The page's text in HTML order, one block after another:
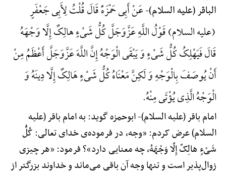
الباقر (علیه السلام)-عَنْ أَبِی حَمْزَهًْ قَالَ قُلْتُ لِأَبِی جَعْفَرٍ
(علیه السلام) قَوْلُ اللَّهِ عَزَّوَجَلَّ کُلُّ شَیْءٍ هالِکٌ إِلَّا وَجْهَهُ
قَالَ فَیَهْلِکُ کُلُّ شَیْءٍ وَ یَبْقَی الْوَجْهُ إِنَّ اللَّهَ عَزَّوَجَلَّ أَعْظَمُ مِنْ
أَنْ یُوصَفَ بِالْوَجْهِ وَ لَکِنَّ مَعْنَاهُ کُلُّ شَیْءٍ هَالِکٌ إِلَّا دِینَهُ وَ
الْوَجْهُ الَّذِی یُؤْتَی مِنْهُ.
امام باقر (علیه السلام)-ابوحمزه گوید: به امام باقر (علیه
السلام) عرض کردم: «وجه، در فرموده‌ی خدای تعالی: کُلُّ
شَیْءٍ هالِکٌ إِلَّا وَجْهَهُ، چه معنایی دارد»؟ فرمود: «هر چیزی
زوال‌پذیر است و تنها وجه آن باقی می‌ماند و خداوند بزرگتر از